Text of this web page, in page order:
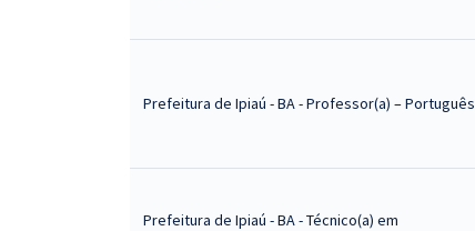
Prefeitura de Ipiaú - BA - Professor(a) – Português
Prefeitura de Ipiaú - BA - Técnico(a) em